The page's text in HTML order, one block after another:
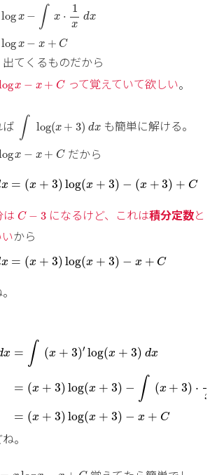
logx − ∫ x ⋅
1
x
dx
logx − x + C
てくるものだから
x − x + C
x− x +C
って覚えていて欲しい。
ば ∫ log(x + 3) dx
∫
も簡単に解ける。
x − x + C
x−
だから
x = (x + 3)log(x + 3) − (x + 3) + C
C − 3
C−3 になるけど、これは積分定数と
から
x = (x + 3)log(x + 3) − x + C
x+
x = ∫ (x + 3)′ log(x + 3) dx
= (x + 3)log(x + 3) − ∫ (x + 3) ⋅
x
= (x + 3)log(x + 3) − x + C
(
。